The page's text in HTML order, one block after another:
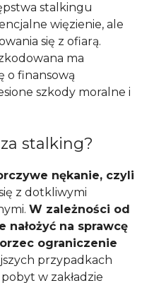
stalkingu
więzienie, ale
się z ofiarą.
ma
o finansową
szkody moralne i
stalking?
nękanie, czyli
z dotkliwymi
W zależności od
nałożyć na sprawcę
ograniczenie
przypadkach
w zakładzie